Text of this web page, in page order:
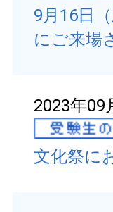
9月16日
にご来場
2023年09
文化祭に